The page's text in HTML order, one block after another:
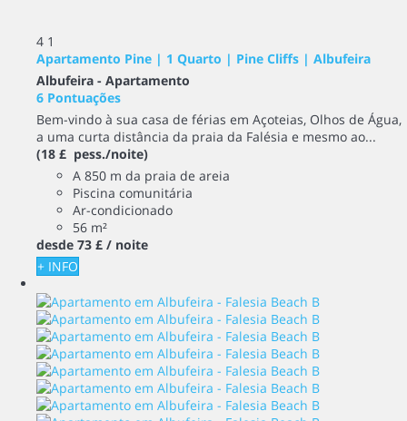
4 1
Apartamento Pine | 1 Quarto | Pine Cliffs | Albufeira
Albufeira - Apartamento
6 Pontuações
Bem-vindo à sua casa de férias em Açoteias, Olhos de Água,
a uma curta distância da praia da Falésia e mesmo ao...
(18 £ pess./noite)
A 850 m da praia de areia
Piscina comunitária
Ar-condicionado
56 m²
desde 73 £ / noite
+ INFO